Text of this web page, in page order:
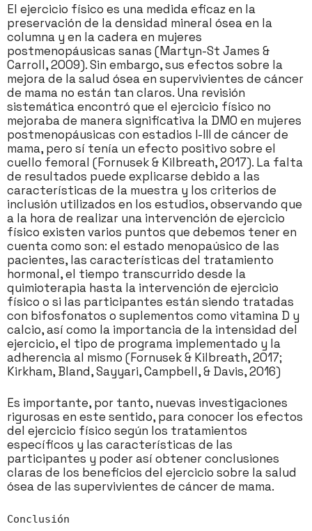
El ejercicio físico es una medida eficaz en la
preservación de la densidad mineral ósea en la
columna y en la cadera en mujeres
postmenopáusicas sanas (Martyn-St James &
Carroll, 2009). Sin embargo, sus efectos sobre la
mejora de la salud ósea en supervivientes de cáncer
de mama no están tan claros. Una revisión
sistemática encontró que el ejercicio físico no
mejoraba de manera significativa la DMO en mujeres
postmenopáusicas con estadios I-III de cáncer de
mama, pero sí tenía un efecto positivo sobre el
cuello femoral (Fornusek & Kilbreath, 2017). La falta
de resultados puede explicarse debido a las
características de la muestra y los criterios de
inclusión utilizados en los estudios, observando que
a la hora de realizar una intervención de ejercicio
físico existen varios puntos que debemos tener en
cuenta como son: el estado menopaúsico de las
pacientes, las características del tratamiento
hormonal, el tiempo transcurrido desde la
quimioterapia hasta la intervención de ejercicio
físico o si las participantes están siendo tratadas
con bifosfonatos o suplementos como vitamina D y
calcio, así como la importancia de la intensidad del
ejercicio, el tipo de programa implementado y la
adherencia al mismo (Fornusek & Kilbreath, 2017;
Kirkham, Bland, Sayyari, Campbell, & Davis, 2016)
Es importante, por tanto, nuevas investigaciones
rigurosas en este sentido, para conocer los efectos
del ejercicio físico según los tratamientos
específicos y las características de las
participantes y poder así obtener conclusiones
claras de los beneficios del ejercicio sobre la salud
ósea de las supervivientes de cáncer de mama.
Conclusión